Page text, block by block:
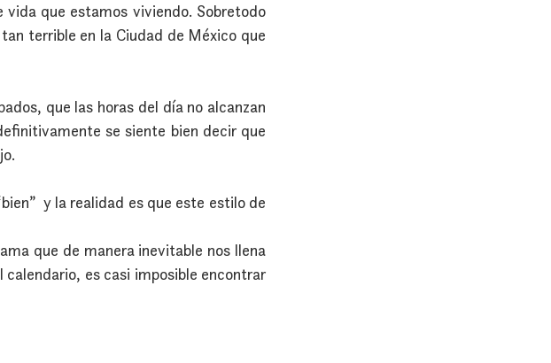
vida que estamos viviendo. Sobretodo
terrible en la Ciudad de México que
que las horas del día no alcanzan
se siente bien decir que
y la realidad es que este estilo de
que de manera inevitable nos llena
es casi imposible encontrar